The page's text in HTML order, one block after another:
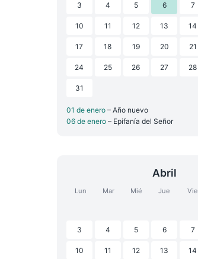
3 4 5 6 7
10 11 12 13 14
17 18 19 20 21
24 25 26 27 28
31
01 de enero – Año nuevo
06 de enero – Epifanía del Señor
Abril
Lun Mar Mié Jue Vie
3 4 5 6 7
10 11 12 13 14